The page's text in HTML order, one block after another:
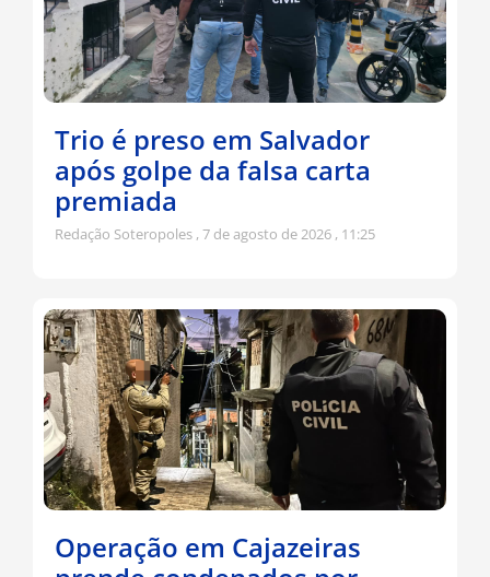
Trio é preso em Salvador
após golpe da falsa carta
premiada
Redação Soteropoles 7 de agosto de 2026 11:25
Operação em Cajazeiras